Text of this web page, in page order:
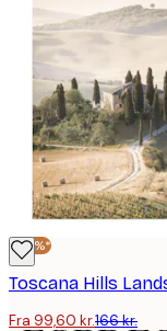
-40%*
Fra 99,60 kr.166 kr.